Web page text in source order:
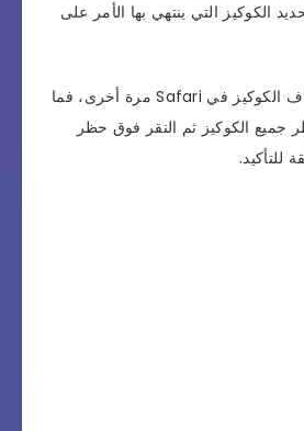
الكوكيز التي ينتهي بها الأمر على
إذا كنت ترغب في إيقاف الكوكيز في Safari مرة أخرى، فما
الكوكيز ثم النقر فوق حظر
للتأكيد.